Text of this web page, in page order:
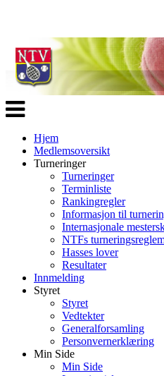
Veksle
navigasjon
Hjem
Medlemsoversikt
Turneringer
Turneringer
Terminliste
Rankingregler
Informasjon til
Internasjonale
NTFs
Hasses lover
Resultater
Innmelding
Styret
Styret
Vedtekter
Generalforsamling
Personvernerklæring
Min Side
Min Side